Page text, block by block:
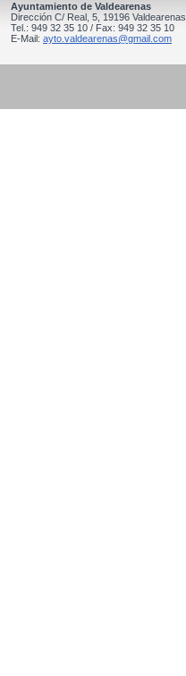
Ayuntamiento de Valdearenas
Dirección C/ Real, 5, 19196 Valdearenas
Tel.: 949 32 35 10 / Fax: 949 32 35 10
E-Mail: ayto.valdearenas@gmail.com